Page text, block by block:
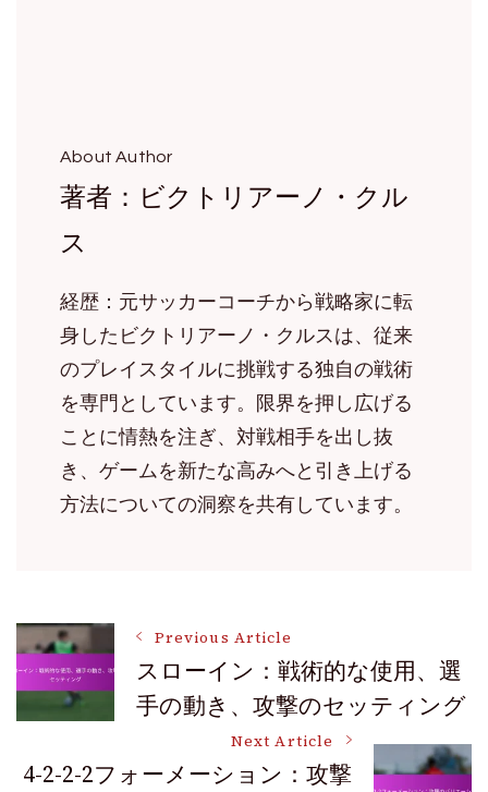
About Author
著者：ビクトリアーノ・クル
ス
経歴：元サッカーコーチから戦略家に転
身したビクトリアーノ・クルスは、従来
のプレイスタイルに挑戦する独自の戦術
を専門としています。限界を押し広げる
ことに情熱を注ぎ、対戦相手を出し抜
き、ゲームを新たな高みへと引き上げる
方法についての洞察を共有しています。
Post
Navigation
Previous Article
スローイン：戦術的な使用、選
手の動き、攻撃のセッティング
Next Article
4-2-2-2フォーメーション：攻撃